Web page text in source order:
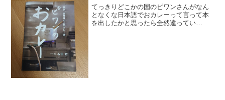
てっきりどこかの国のピワンさんがなん
となくな日本語でおカレーって言って本
を出したかと思ったら全然違ってい